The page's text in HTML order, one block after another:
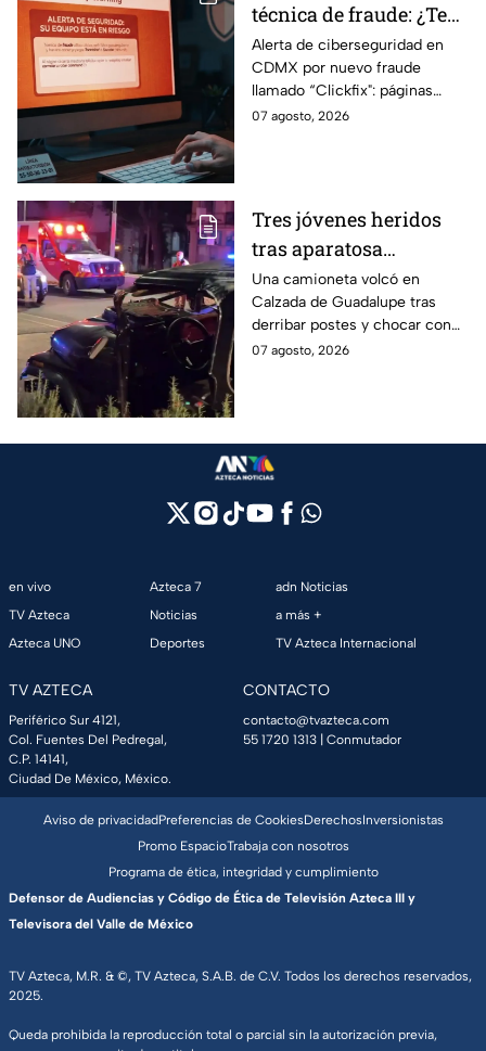
técnica de fraude: ¿Te
piden copiar códigos
extraños en la PC?
Cuidado, podrías ser
víctima del peligroso
Alerta de ciberseguridad en
CDMX por nuevo fraude
llamado “Clickfix": páginas
falsas que engañan para
07 agosto, 2026
Tres jóvenes heridos
tras aparatosa
volcadura en Tepeyac
Insurgentes y operativo
en la Juárez, mientras
dormía
Una camioneta volcó en
Calzada de Guadalupe tras
derribar postes y chocar con
un árbol, dejando a tres
07 agosto, 2026
en vivo
TV Azteca
Azteca UNO
Azteca 7
Noticias
Deportes
adn Noticias
a más +
TV Azteca Internacional
TV AZTECA
Periférico Sur 4121,
Col. Fuentes Del Pedregal,
C.P. 14141,
Ciudad De México, México.
CONTACTO
contacto@tvazteca.com
55 1720 1313 | Conmutador
TV Azteca, M.R. & ©, TV Azteca, S.A.B. de C.V. Todos los derechos reservados,
2025.
Queda prohibida la reproducción total o parcial sin la autorización previa,
Aviso de privacidadPreferencias de CookiesDerechosInversionistas
Promo EspacioTrabaja con nosotros
Programa de ética, integridad y cumplimiento
Defensor de Audiencias y Código de Ética de Televisión Azteca III y
Televisora del Valle de México